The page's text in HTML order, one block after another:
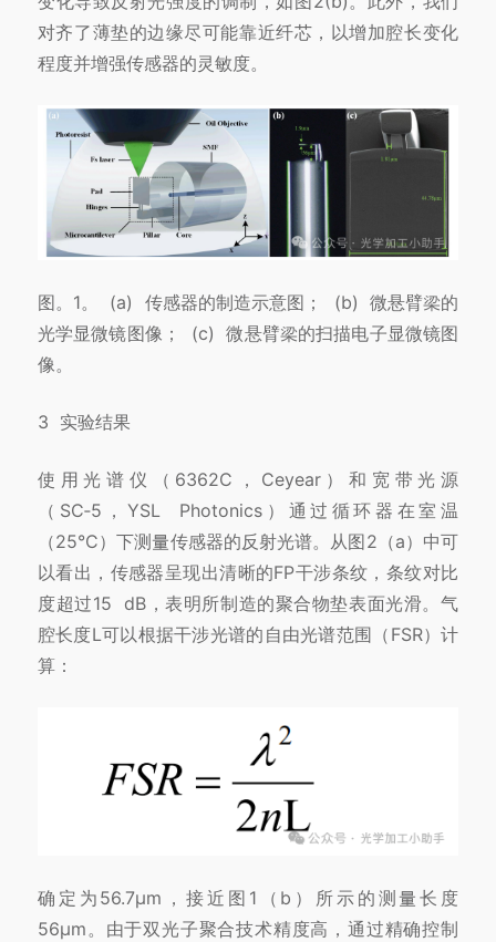
对⻬了薄垫的边缘尽可能靠近纤芯，以增加腔长变化
程度并增强传感器的灵敏度。
图。1。 (a) 传感器的制造示意图； (b) 微悬臂梁的
光学显微镜图像； (c) 微悬臂梁的扫描电子显微镜图
像。
3 实验结果
使用光谱仪（6362C，Ceyear）和宽带光源
（SC‑5，YSL Photonics）通过循环器在室温
（25°C）下测量传感器的反射光谱。从图2（a）中可
以看出，传感器呈现出清晰的FP干涉条纹，条纹对比
度超过15 dB，表明所制造的聚合物垫表面光滑。气
腔长度L可以根据干涉光谱的自由光谱范围（FSR）计
算：
确定为56.7μm，接近图1（b）所示的测量长度
56μm。由于双光子聚合技术精度高，通过精确控制